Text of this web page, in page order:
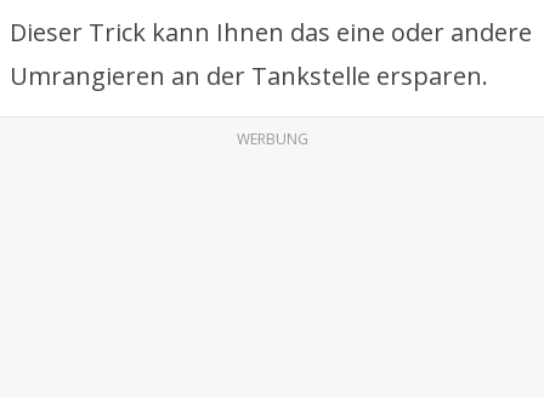
Dieser Trick kann Ihnen das eine oder andere
Umrangieren an der Tankstelle ersparen.
WERBUNG